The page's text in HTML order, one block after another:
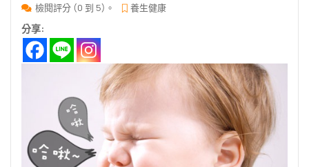
檢閱評分 (0 到 5)。 養生健康
分享: